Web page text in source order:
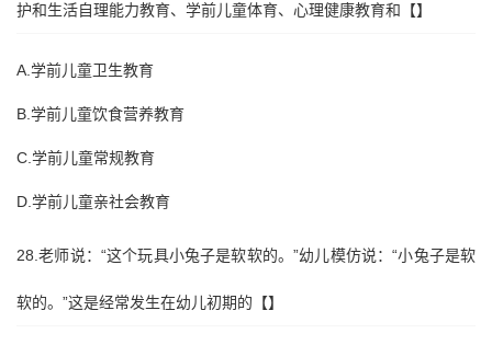
护和生活自理能力教育、学前儿童体育、心理健康教育和【】
A.学前儿童卫生教育
B.学前儿童饮食营养教育
C.学前儿童常规教育
D.学前儿童亲社会教育
28.老师说：“这个玩具小兔子是软软的。”幼儿模仿说：“小兔子是软
软的。”这是经常发生在幼儿初期的【】